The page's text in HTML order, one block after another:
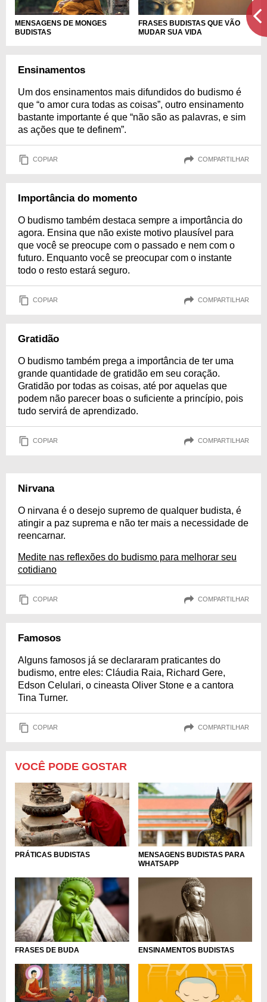
MENSAGENS DE MONGES
BUDISTAS
FRASES BUDISTAS QUE VÃO
MUDAR SUA VIDA
Ensinamentos
Um dos ensinamentos mais difundidos do budismo é
que “o amor cura todas as coisas”, outro ensinamento
bastante importante é que “não são as palavras, e sim
as ações que te definem”.
COPIAR COMPARTILHAR
Importância do momento
O budismo também destaca sempre a importância do
agora. Ensina que não existe motivo plausível para
que você se preocupe com o passado e nem com o
futuro. Enquanto você se preocupar com o instante
todo o resto estará seguro.
COPIAR COMPARTILHAR
Gratidão
O budismo também prega a importância de ter uma
grande quantidade de gratidão em seu coração.
Gratidão por todas as coisas, até por aquelas que
podem não parecer boas o suficiente a princípio, pois
tudo servirá de aprendizado.
COPIAR COMPARTILHAR
Nirvana
O nirvana é o desejo supremo de qualquer budista, é
atingir a paz suprema e não ter mais a necessidade de
reencarnar.
Medite nas reflexões do budismo para melhorar seu
cotidiano
COPIAR COMPARTILHAR
Famosos
Alguns famosos já se declararam praticantes do
budismo, entre eles: Cláudia Raia, Richard Gere,
Edson Celulari, o cineasta Oliver Stone e a cantora
Tina Turner.
COPIAR COMPARTILHAR
VOCÊ PODE GOSTAR
PRÁTICAS BUDISTAS
MENSAGENS BUDISTAS PARA
WHATSAPP
FRASES DE BUDA ENSINAMENTOS BUDISTAS